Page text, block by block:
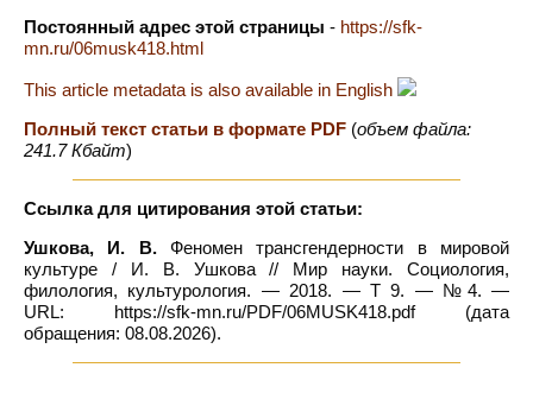
Постоянный адрес этой страницы - https://sfk-
mn.ru/06musk418.html
This article metadata is also available in English
Полный текст статьи в формате PDF (объем файла:
241.7 Кбайт)
Ссылка для цитирования этой статьи:
Ушкова, И. В.Феномен трансгендерности в мировой
культуре / И. В. Ушкова // Мир науки. Социология,
филология, культурология. — 2018. — Т 9. — №4. —
URL: https://sfk-mn.ru/PDF/06MUSK418.pdf (дата
обращения: 08.08.2026).